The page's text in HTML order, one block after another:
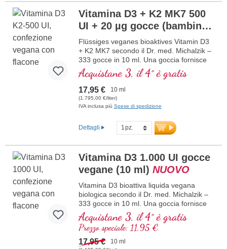
muscolare e alla normale funzione del
sistema immunitario. Prodotto in
Germania senza ingegneria genetica, in
una produzione propria controllata attiva
da 25 anni, vegano, senza additivi e
testato in laboratorio. Sviluppato da
medici.
maggiori informazioni su Vitamina
D3 + K2
Vitamina D3 + K2 MK7 500
UI + 20 µg gocce (bambini)
NUOVO
Flüssiges veganes bioaktives Vitamin D3
+ K2 MK7 secondo il Dr. med. Michalzik –
333 gocce in 10 ml. Una goccia fornisce
500 IE di vitamina D3 e 20 μg di K2 (MK7
all-trans). Massima qualità premium da
licheni di alta qualità controllati (non da
alghe!) in combinazione ottimale con la
forma K2 all-trans particolarmente
vegana. Disciolto in olio di cocco MCT
protettivo, coltivato senza pesticidi, per
mantenimento di ossa normali,
contribuisce alla normale funzione
muscolare e alla normale funzione del
sistema immunitario. Prodotto in
Germania senza ingegneria genetica, in
una produzione propria controllata attiva
da 25 anni, vegano, senza additivi e
testato in laboratorio. Sviluppato da
medici.
maggiori informazioni su vitamina D3
Acquistane 3, il 4° è gratis
17,95 € 10 ml
(1.795,00 €/liter)
IVA inclusa più Spese di spedizione
Dettagli
Vitamina D3 1.000 UI gocce
vegane (10 ml) NUOVO
Vitamina D3 bioattiva liquida vegana
biologica secondo il Dr. med. Michalzik –
333 gocce in 10 ml. Una goccia fornisce
1.000 IE di vitamina D3 vegana. Massima
qualità premium da licheni di alta qualità
controllati (non da alghe!) puramente
vegetale 100% vegana. Disciolta in olio di
Acquistane 3, il 4° è gratis
Prezzo speciale: 11,95 €
17,95 € 10 ml